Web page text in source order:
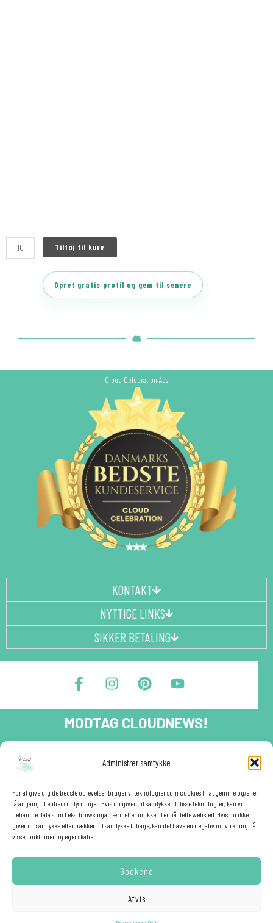
Administrer samtykke
For at give dig de bedste oplevelser bruger vi teknologier som cookies til at gemme og/eller
få adgang til enhedsoplysninger. Hvis du giver dit samtykke til disse teknologier, kan vi
behandle data som f.eks. browsingadfærd eller unikke ID'er på dette websted. Hvis du ikke
giver dit samtykke eller trækker dit samtykke tilbage, kan det have en negativ indvirkning på
visse funktioner og egenskaber.
Godkend
Afvis
Tilføj til kurv
Opret gratis profil og gem til senere
Cloud Celebration Aps
KONTAKT
NYTTIGE LINKS
SIKKER BETALING
a
c
e
b
o
f
n
s
t
a
g
a
i
n
t
e
r
s
o
t
u
b
MODTAG CLOUDNEWS!
festinspiration direkte i din indbakke.🎉
Fornavn
E-mail
Hemmelig rabat ❤️